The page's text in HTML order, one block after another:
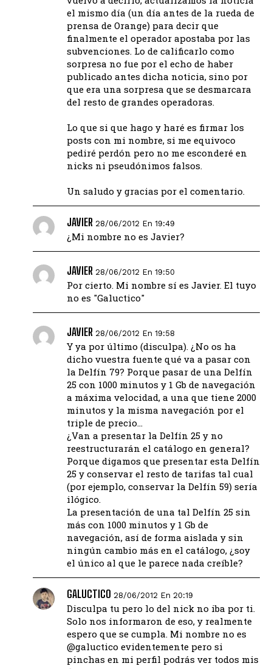
el mismo día (un día antes de la rueda de
prensa de Orange) para decir que
finalmente el operador apostaba por las
subvenciones. Lo de calificarlo como
sorpresa no fue por el echo de haber
publicado antes dicha noticia, sino por
que era una sorpresa que se desmarcara
del resto de grandes operadoras.
Lo que si que hago y haré es firmar los
posts con mi nombre, si me equivoco
pediré perdón pero no me esconderé en
nicks ni pseudónimos falsos.
Un saludo y gracias por el comentario.
JAVIER 28/06/2012 En 19:49
¿Mi nombre no es Javier?
JAVIER 28/06/2012 En 19:50
Por cierto. Mi nombre sí es Javier. El tuyo
no es "Galuctico"
JAVIER 28/06/2012 En 19:58
Y ya por último (disculpa). ¿No os ha
dicho vuestra fuente qué va a pasar con
la Delfín 79? Porque pasar de una Delfín
25 con 1000 minutos y 1 Gb de navegación
a máxima velocidad, a una que tiene 2000
minutos y la misma navegación por el
triple de precio…
¿Van a presentar la Delfín 25 y no
reestructurarán el catálogo en general?
Porque digamos que presentar esta Delfín
25 y conservar el resto de tarifas tal cual
(por ejemplo, conservar la Delfín 59) sería
ilógico.
La presentación de una tal Delfín 25 sin
más con 1000 minutos y 1 Gb de
navegación, así de forma aislada y sin
ningún cambio más en el catálogo, ¿soy
el único al que le parece nada creíble?
GALUCTICO 28/06/2012 En 20:19
Disculpa tu pero lo del nick no iba por ti.
Solo nos informaron de eso, y realmente
espero que se cumpla. Mi nombre no es
@galuctico evidentemente pero si
pinchas en mi perfil podrás ver todos mis